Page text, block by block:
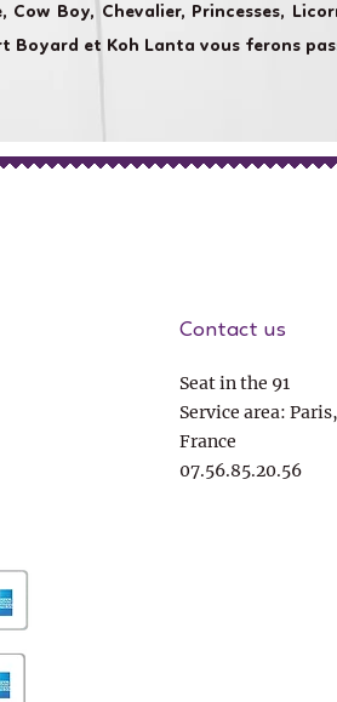
Boy, Chevalier, Princesses,
Boyard et Koh Lanta vous ferons
Contact us
Seat in the 91
Service area:
France
07.56.85.20.56